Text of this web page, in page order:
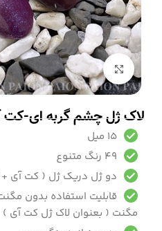
بزرگنمایی تصویر
لاک ژل چشم گربه ای-کت
15 میل
49 رنگ متنوع
دو ژل دریک ژل ( کت آی +
قابلیت استفاده بدون
مگنت ( بعنوان لاک ژل کت آی )